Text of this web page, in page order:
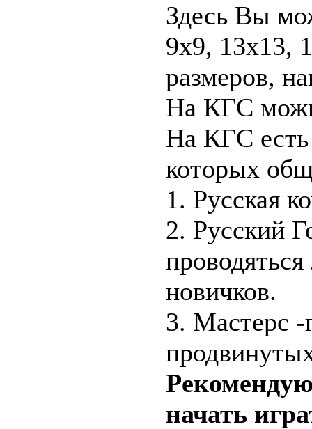
Здесь Вы
9х9, 13х13,
размеров,
На КГС
На КГС есть
которых
1. Русская
2. Русский
новичков.
3. Мастерс -
начать